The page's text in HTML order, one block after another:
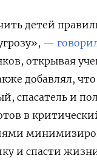
детей
—
открывая
добавлял,
спасатель и
в
и спасти